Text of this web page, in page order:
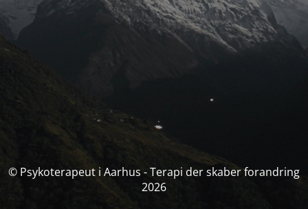
© Psykoterapeut i Aarhus - Terapi der skaber forandring
2026